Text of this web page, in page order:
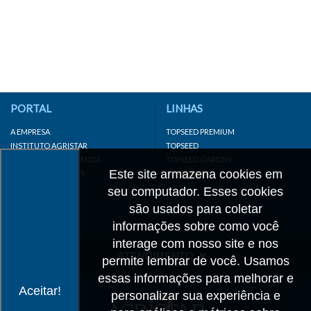
Aceitar!
Este site armazena cookies em
seu computador. Esses cookies
são usados para coletar
informações sobre como você
interage com nosso site e nos
permite lembrar de você. Usamos
essas informações para melhorar e
personalizar sua experiência e
PORTAL
A EMPRESA
INSTITUTO AGRISTAR
DISTRIBUIDOR/REVENDA
LINKS IMPORTANTES
LINHAS
TOPSEED PREMIUM
TOPSEED
TOPSEED GARDEN
SUPERSEED
ATENDIMENTO